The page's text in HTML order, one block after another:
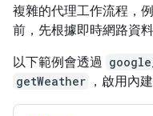
複雜的代理工作流程，
前，先根據即時網路資料
以下範例會透過
getWeather ，啟用內